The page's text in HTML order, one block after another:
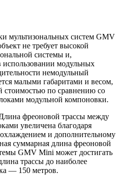
мультизональных систем GMV
не требует высокой
системы и,
использовании модульных
немодульный
малыми габаритами и весом,
стоимостью по сравнению со
модульной компоновки.
фреоновой трассы между
увеличена благодаря
и дополнительному
суммарная длина фреоновой
GMV Mini может достигать
трассы до наиболее
— 150 метров.